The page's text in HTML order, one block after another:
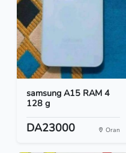
samsung A15 RAM 4
128 g
DA23000 Oran